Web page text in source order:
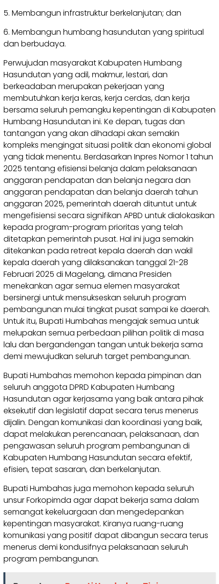
5. Membangun infrastruktur berkelanjutan; dan
6. Membangun humbang hasundutan yang spiritual
dan berbudaya.
Perwujudan masyarakat Kabupaten Humbang
Hasundutan yang adil, makmur, lestari, dan
berkeadaban merupakan pekerjaan yang
membutuhkan kerja keras, kerja cerdas, dan kerja
bersama seluruh pemangku kepentingan di Kabupaten
Humbang Hasundutan ini. Ke depan, tugas dan
tantangan yang akan dihadapi akan semakin
kompleks mengingat situasi politik dan ekonomi global
yang tidak menentu. Berdasarkan Inpres Nomor 1 tahun
2025 tentang efisiensi belanja dalam pelaksanaan
anggaran pendapatan dan belanja negara dan
anggaran pendapatan dan belanja daerah tahun
anggaran 2025, pemerintah daerah dituntut untuk
mengefisiensi secara signifikan APBD untuk dialokasikan
kepada program-program prioritas yang telah
ditetapkan pemerintah pusat. Hal ini juga semakin
ditekankan pada retreat kepala daerah dan wakil
kepala daerah yang dilaksanakan tanggal 21-28
Februari 2025 di Magelang, dimana Presiden
menekankan agar semua elemen masyarakat
bersinergi untuk mensukseskan seluruh program
pembangunan mulai tingkat pusat sampai ke daerah.
Untuk itu, Bupati Humbahas mengajak semua untuk
melupakan semua perbedaan pilihan politik di masa
lalu dan bergandengan tangan untuk bekerja sama
demi mewujudkan seluruh target pembangunan.
Bupati Humbahas memohon kepada pimpinan dan
seluruh anggota DPRD Kabupaten Humbang
Hasundutan agar kerjasama yang baik antara pihak
eksekutif dan legislatif dapat secara terus menerus
dijalin. Dengan komunikasi dan koordinasi yang baik,
dapat melakukan perencanaan, pelaksanaan, dan
pengawasan seluruh program pembangunan di
Kabupaten Humbang Hasundutan secara efektif,
efisien, tepat sasaran, dan berkelanjutan.
Bupati Humbahas juga memohon kepada seluruh
unsur Forkopimda agar dapat bekerja sama dalam
semangat kekeluargaan dan mengedepankan
kepentingan masyarakat. Kiranya ruang-ruang
komunikasi yang positif dapat dibangun secara terus
menerus demi kondusifnya pelaksanaan seluruh
program pembangunan.